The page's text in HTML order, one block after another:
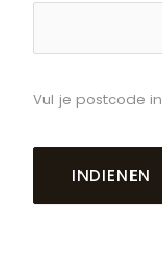
Vul je postcode
INDIENEN